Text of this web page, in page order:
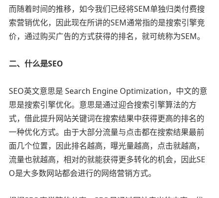
而随着时间的推移，如今我们已经将SEM单独归类付费搜
索营销优化，因此现在所讲的SEM通常指的是搜索引擎竞
价，通过购买广告的方式获得的排名，就可统称为SEM。
二、什么是SEO
SEO英文意思是 Search Engine Optimization，中文的意
思是搜索引擎优化。意思是通过迎合搜索引擎算法的方
式，借此提升网站关键词在搜索结果中获得更高的排名的
一种优化方式。由于大部分流量与点击都在搜索结果最前
面几个位置，因此排名越高，曝光量越高，点击就越高，
流量也就越高，相对的就能获得更多转化的机会，因此SE
O是大多数网站都会进行的网络营销方式。